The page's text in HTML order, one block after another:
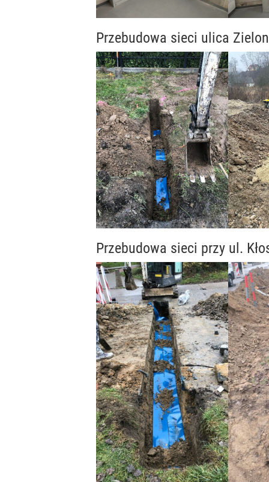
Przebudowa sieci ulica
Przebudowa sieci przy ul.